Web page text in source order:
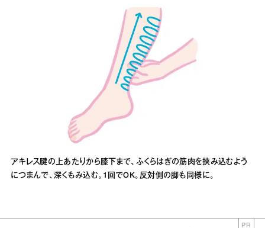
アキレス腱の上あたりから膝下まで、ふくらはぎの筋肉を挟み込むよう
につまんで、深くもみ込む。1回でOK。反対側の脚も同様に。
PR